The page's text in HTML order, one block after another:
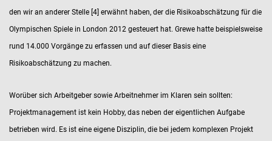
den wir an anderer Stelle [4] erwähnt haben, der die Risikoabschätzung für die
Olympischen Spiele in London 2012 gesteuert hat. Grewe hatte beispielsweise
rund 14.000 Vorgänge zu erfassen und auf dieser Basis eine
Risikoabschätzung zu machen.
Worüber sich Arbeitgeber sowie Arbeitnehmer im Klaren sein sollten:
Projektmanagement ist kein Hobby, das neben der eigentlichen Aufgabe
betrieben wird. Es ist eine eigene Disziplin, die bei jedem komplexen Projekt